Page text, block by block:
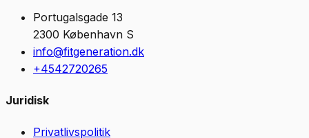
Portugalsgade 13
2300 København S
info@fitgeneration.dk
+4542720265
Juridisk
Privatlivspolitik